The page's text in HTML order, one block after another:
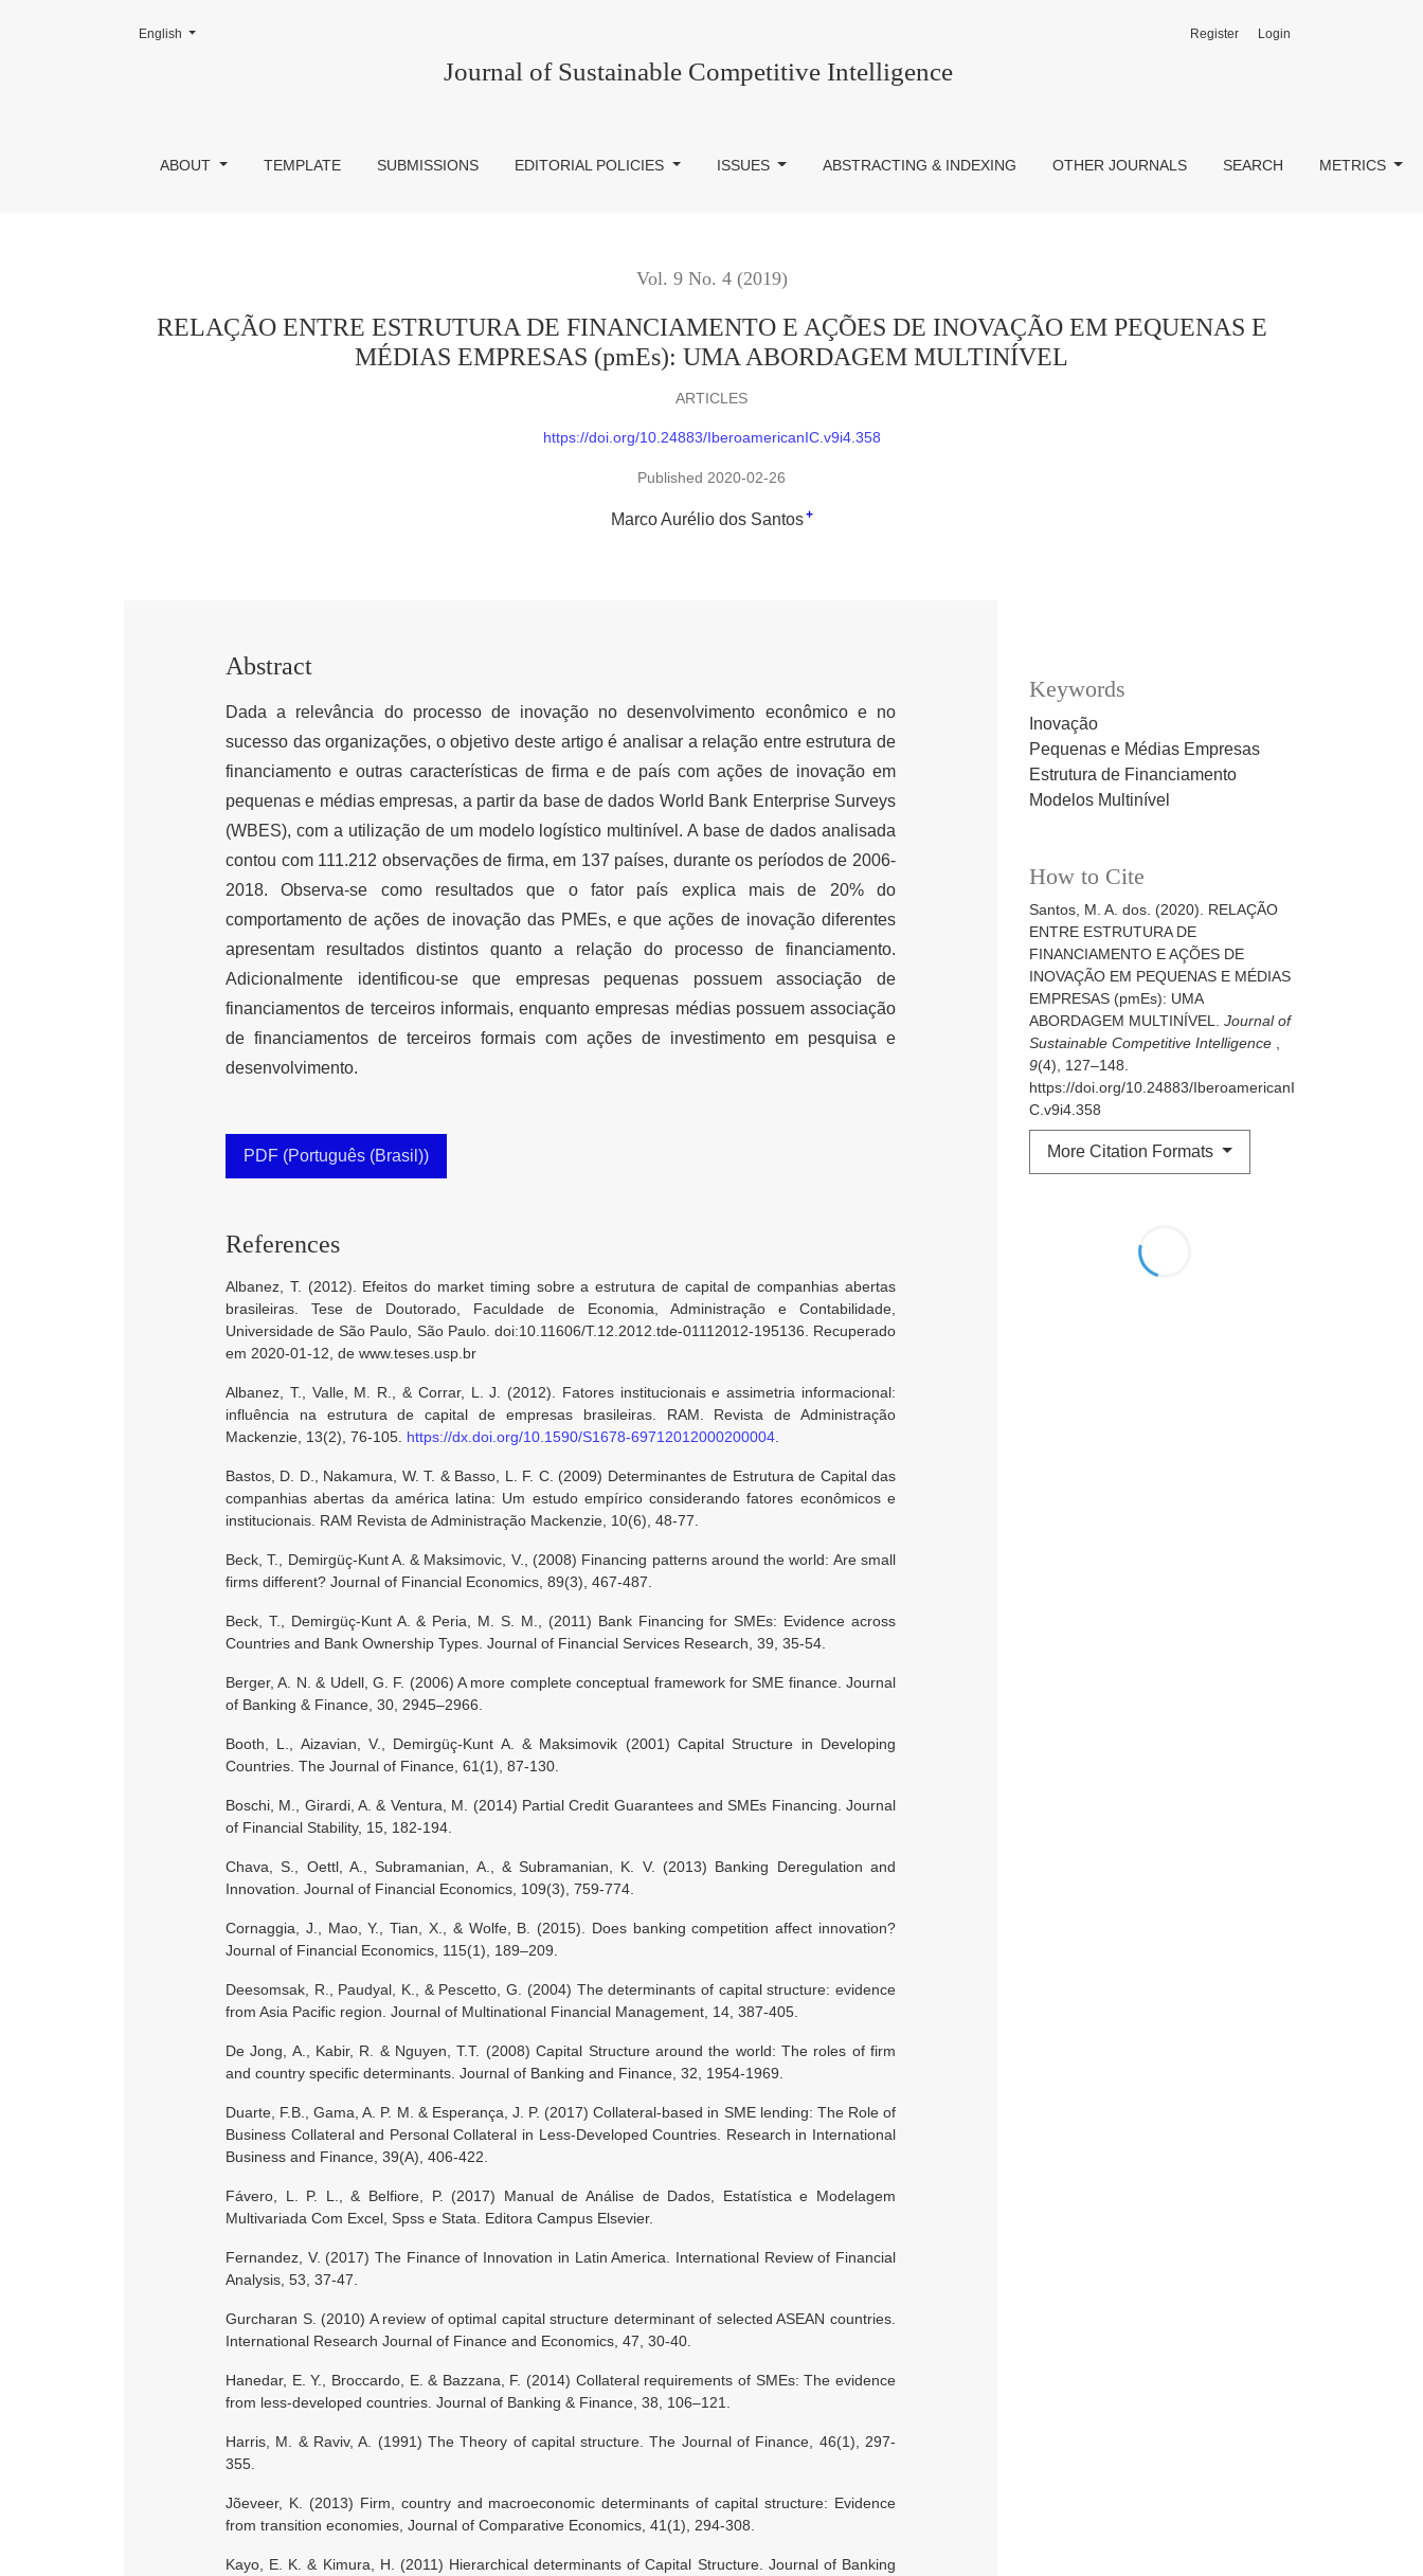
RELAÇÃO ENTRE ESTRUTURA DE FINANCIAMENTO E AÇÕES DE INOVAÇÃO EM PEQUENAS E MÉDIAS EMPRESAS (pmEs): UMA ABORDAGEM MULTINÍVEL
Journal of Sustainable Competitive Intelligence
ABOUT TEMPLATE SUBMISSIONS EDITORIAL POLICIES ISSUES ABSTRACTING & INDEXING OTHER JOURNALS SEARCH METRICS
Register Login
Change the language. The current language is:
English
Vol. 9 No. 4 (2019)
RELAÇÃO ENTRE ESTRUTURA DE FINANCIAMENTO E AÇÕES DE INOVAÇÃO EM PEQUENAS E
MÉDIAS EMPRESAS (pmEs): UMA ABORDAGEM MULTINÍVEL
ARTICLES
https://doi.org/10.24883/IberoamericanIC.v9i4.358
Published 2020-02-26
Marco Aurélio dos Santos+
Keywords
Inovação
Pequenas e Médias Empresas
Estrutura de Financiamento
Modelos Multinível
How to Cite
Santos, M. A. dos. (2020). RELAÇÃO
ENTRE ESTRUTURA DE
FINANCIAMENTO E AÇÕES DE
INOVAÇÃO EM PEQUENAS E MÉDIAS
EMPRESAS (pmEs): UMA
ABORDAGEM MULTINÍVEL. Journal of
Sustainable Competitive Intelligence
9(4), 127–148.
https://doi.org/10.24883/IberoamericanI
C.v9i4.358
More Citation Formats
Abstract
Dada a relevância do processo de inovação no desenvolvimento econômico e no
sucesso das organizações, o objetivo deste artigo é analisar a relação entre estrutura de
financiamento e outras características de firma e de país com ações de inovação em
pequenas e médias empresas, a partir da base de dados World Bank Enterprise Surveys
(WBES), com a utilização de um modelo logístico multinível. A base de dados analisada
contou com 111.212 observações de firma, em 137 países, durante os períodos de 2006-
2018. Observa-se como resultados que o fator país explica mais de 20% do
comportamento de ações de inovação das PMEs, e que ações de inovação diferentes
apresentam resultados distintos quanto a relação do processo de financiamento.
Adicionalmente identificou-se que empresas pequenas possuem associação de
financiamentos de terceiros informais, enquanto empresas médias possuem associação
de financiamentos de terceiros formais com ações de investimento em pesquisa e
desenvolvimento.
PDF (Português (Brasil))
References
Albanez, T. (2012). Efeitos do market timing sobre a estrutura de capital de companhias abertas
brasileiras. Tese de Doutorado, Faculdade de Economia, Administração e Contabilidade,
Universidade de São Paulo, São Paulo. doi:10.11606/T.12.2012.tde-01112012-195136. Recuperado
em 2020-01-12, de www.teses.usp.br
Albanez, T., Valle, M. R., & Corrar, L. J. (2012). Fatores institucionais e assimetria informacional:
influência na estrutura de capital de empresas brasileiras. RAM. Revista de Administração
Mackenzie, 13(2), 76-105. https://dx.doi.org/10.1590/S1678-69712012000200004
Bastos, D. D., Nakamura, W. T. & Basso, L. F. C. (2009) Determinantes de Estrutura de Capital das
companhias abertas da américa latina: Um estudo empírico considerando fatores econômicos e
institucionais. RAM Revista de Administração Mackenzie, 10(6), 48-77.
Beck, T., Demirgüç-Kunt A. & Maksimovic, V., (2008) Financing patterns around the world: Are small
firms different? Journal of Financial Economics, 89(3), 467-487.
Beck, T., Demirgüç-Kunt A. & Peria, M. S. M., (2011) Bank Financing for SMEs: Evidence across
Countries and Bank Ownership Types. Journal of Financial Services Research, 39, 35-54.
Berger, A. N. & Udell, G. F. (2006) A more complete conceptual framework for SME finance. Journal
of Banking & Finance, 30, 2945–2966.
Booth, L., Aizavian, V., Demirgüç-Kunt A. & Maksimovik (2001) Capital Structure in Developing
Countries. The Journal of Finance, 61(1), 87-130.
Boschi, M., Girardi, A. & Ventura, M. (2014) Partial Credit Guarantees and SMEs Financing. Journal
of Financial Stability, 15, 182-194.
Chava, S., Oettl, A., Subramanian, A., & Subramanian, K. V. (2013) Banking Deregulation and
Innovation. Journal of Financial Economics, 109(3), 759-774.
Cornaggia, J., Mao, Y., Tian, X., & Wolfe, B. (2015). Does banking competition affect innovation?
Journal of Financial Economics, 115(1), 189–209.
Deesomsak, R., Paudyal, K., & Pescetto, G. (2004) The determinants of capital structure: evidence
from Asia Pacific region. Journal of Multinational Financial Management, 14, 387-405.
De Jong, A., Kabir, R. & Nguyen, T.T. (2008) Capital Structure around the world: The roles of firm
and country specific determinants. Journal of Banking and Finance, 32, 1954-1969.
Duarte, F.B., Gama, A. P. M. & Esperança, J. P. (2017) Collateral-based in SME lending: The Role of
Business Collateral and Personal Collateral in Less-Developed Countries. Research in International
Business and Finance, 39(A), 406-422.
Fávero, L. P. L., & Belfiore, P. (2017) Manual de Análise de Dados, Estatística e Modelagem
Multivariada Com Excel, Spss e Stata. Editora Campus Elsevier.
Fernandez, V. (2017) The Finance of Innovation in Latin America. International Review of Financial
Analysis, 53, 37-47.
Gurcharan S. (2010) A review of optimal capital structure determinant of selected ASEAN countries.
International Research Journal of Finance and Economics, 47, 30-40.
Hanedar, E. Y., Broccardo, E. & Bazzana, F. (2014) Collateral requirements of SMEs: The evidence
from less-developed countries. Journal of Banking & Finance, 38, 106–121.
Harris, M. & Raviv, A. (1991) The Theory of capital structure. The Journal of Finance, 46(1), 297-
355.
Jõeveer, K. (2013) Firm, country and macroeconomic determinants of capital structure: Evidence
from transition economies, Journal of Comparative Economics, 41(1), 294-308.
Kayo, E. K. & Kimura, H. (2011) Hierarchical determinants of Capital Structure. Journal of Banking